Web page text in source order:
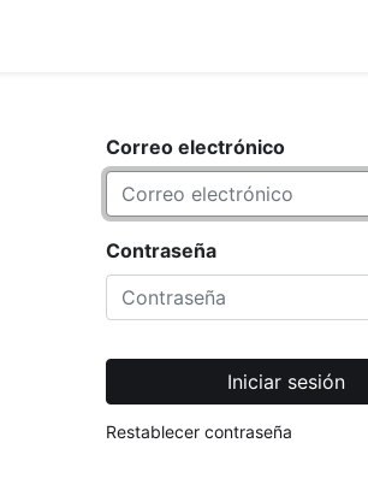
Correo electrónico
Contraseña
Iniciar sesión
Restablecer contraseña